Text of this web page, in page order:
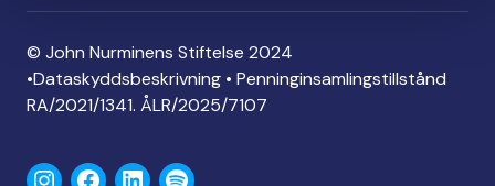
© John Nurminens Stiftelse 2024
•Dataskyddsbeskrivning • Penninginsamlingstillstånd
RA/2021/1341. ÅLR/2025/7107